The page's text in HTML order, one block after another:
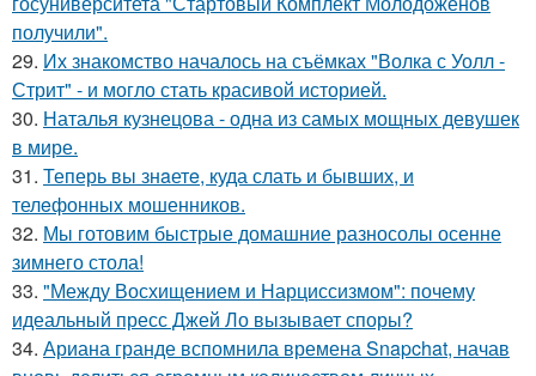
получили".
29. Их знакомство началось на съёмках "Волка с Уолл -
Стрит" - и могло стать красивой историей.
30. Наталья кузнецова - одна из самых мощных девушек
в мире.
31. Теперь вы знaетe, куда слать и бывших, и
телeфонныx мошенников.
32. Мы готовим быстрые домашние разносолы осенне
зимнего стола!
33. "Между Восхищением и Нарциссизмом": почему
идеальный пресс Джей Ло вызывает споры?
34. Ариана гранде вспомнила времена Snapchat, начав